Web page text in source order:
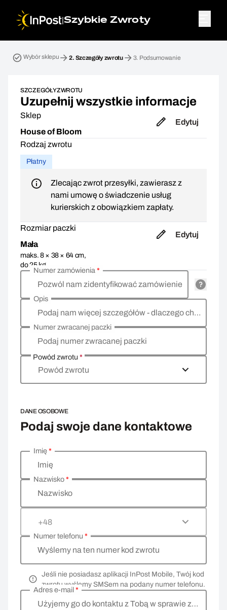
|Szybkie Zwroty
Wybór sklepu 2. Szczegóły zwrotu 3. Podsumowanie
SZCZEGÓŁY ZWROTU
Uzupełnij wszystkie informacje
Sklep
House of Bloom
Edytuj
Rodzaj zwrotu
Płatny
Zlecając zwrot przesyłki, zawierasz z
nami umowę o świadczenie usług
kurierskich z obowiązkiem zapłaty.
Rozmiar paczki
Mała
maks. 8 × 38 × 64 cm,
do 25 kg
Edytuj
Pozwól nam zidentyfikować zamówienie
Numer zamówienia*
Podaj nam więcej szczegółów - dlaczego chcesz zwrócić towar, co jest powodem?
Opis
Podaj numer zwracanej paczki
Numer zwracanej paczki
Powód zwrotu*
Powód zwrotu
DANE OSOBOWE
Podaj swoje dane kontaktowe
Wprowadź swoje dane osobowe
Imię
Imię*
Nazwisko
Nazwisko*
+48
Wyślemy na ten numer kod zwrotu
Numer telefonu *
Jeśli nie posiadasz aplikacji InPost Mobile, Twój kod
zwrotu wyślemy SMSem na podany numer telefonu.
Użyjemy go do kontaktu z Tobą w sprawie zwrotu
Adres e-mail *